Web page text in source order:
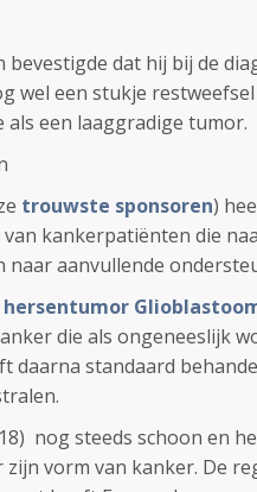
bevestigde dat hij bij de
wel een stukje
een laaggradige tumor.
trouwste sponsoren)
kankerpatiënten die
aanvullende
hersentumor
die als ongeneeslijk
daarna standaard
nog steeds schoon en
vorm van kanker. De